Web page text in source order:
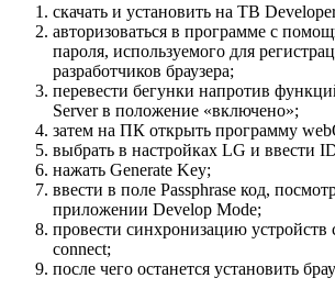
скачать и установить на ТВ
авторизоваться в программе с
пароля, используемого для
разработчиков браузера;
перевести бегунки напротив
Server в положение «включено»;
затем на ПК открыть программу
выбрать в настройках LG и ввести
нажать Generate Key;
ввести в поле Passphrase код,
приложении Develop Mode;
провести синхронизацию
connect;
после чего останется установить